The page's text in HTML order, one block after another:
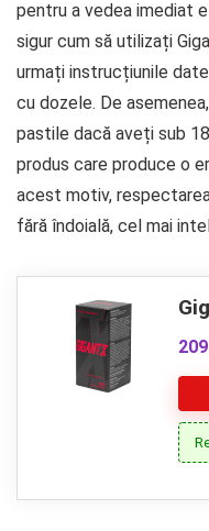
pentru a vedea imediat
sigur cum să utilizați
urmați instrucțiunile
cu dozele. De
pastile dacă aveți sub
produs care produce o
acest motiv,
fără îndoială, cel mai